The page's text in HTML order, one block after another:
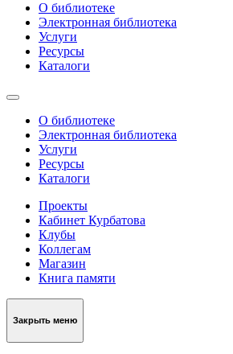
О библиотеке
Электронная библиотека
Услуги
Ресурсы
Каталоги
О библиотеке
Электронная библиотека
Услуги
Ресурсы
Каталоги
Проекты
Кабинет Курбатова
Клубы
Коллегам
Магазин
Книга памяти
Закрыть меню